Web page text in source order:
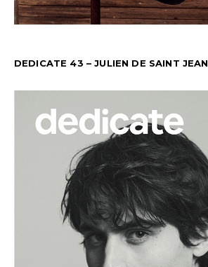
DEDICATE 43 – JULIEN DE SAINT JEAN